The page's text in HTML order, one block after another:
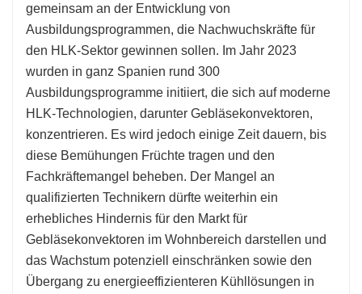
gemeinsam an der Entwicklung von
Ausbildungsprogrammen, die Nachwuchskräfte für
den HLK-Sektor gewinnen sollen. Im Jahr 2023
wurden in ganz Spanien rund 300
Ausbildungsprogramme initiiert, die sich auf moderne
HLK-Technologien, darunter Gebläsekonvektoren,
konzentrieren. Es wird jedoch einige Zeit dauern, bis
diese Bemühungen Früchte tragen und den
Fachkräftemangel beheben. Der Mangel an
qualifizierten Technikern dürfte weiterhin ein
erhebliches Hindernis für den Markt für
Gebläsekonvektoren im Wohnbereich darstellen und
das Wachstum potenziell einschränken sowie den
Übergang zu energieeffizienteren Kühllösungen in